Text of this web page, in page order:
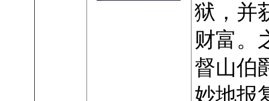
狱，并
财富。
督山伯
妙地报